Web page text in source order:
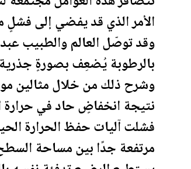
الأمر الذي قد يفضي إلى فشلٍ
وقد توصّل العالم والطبيب
بالرطوبة يُضعِف بصورةٍ
وشرح ذلك من خلال مثالين
نتيجة انخفاضٍ حاد في حرارة
فشلت آليات حفظ الحرارة
مرتفعة جدًا بين مساحة السطح